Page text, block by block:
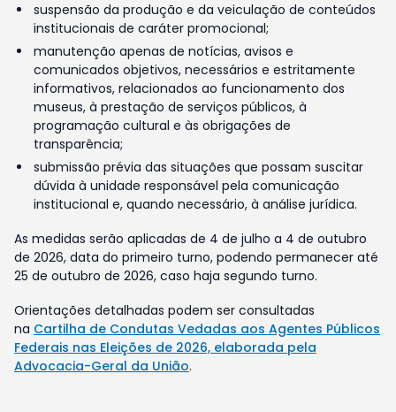
suspensão da produção e da veiculação de conteúdos
institucionais de caráter promocional;
manutenção apenas de notícias, avisos e
comunicados objetivos, necessários e estritamente
informativos, relacionados ao funcionamento dos
museus, à prestação de serviços públicos, à
programação cultural e às obrigações de
transparência;
submissão prévia das situações que possam suscitar
dúvida à unidade responsável pela comunicação
institucional e, quando necessário, à análise jurídica.
As medidas serão aplicadas de 4 de julho a 4 de outubro
de 2026, data do primeiro turno, podendo permanecer até
25 de outubro de 2026, caso haja segundo turno.
Orientações detalhadas podem ser consultadas
na Cartilha de Condutas Vedadas aos Agentes Públicos
Federais nas Eleições de 2026, elaborada pela
Advocacia-Geral da União.